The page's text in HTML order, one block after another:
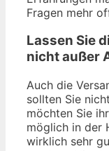
Fragen mehr
Lassen Sie
nicht außer
Auch die
sollten Sie
möchten Sie
möglich in der
wirklich sehr